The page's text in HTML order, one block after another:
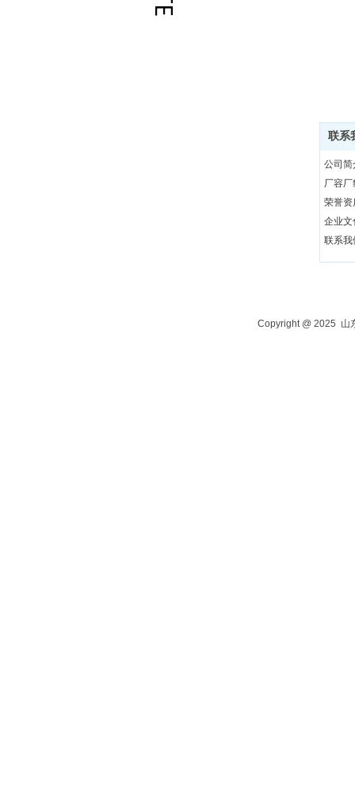
联系
公司简
厂容厂
荣誉资
企业文
联系我
Copyright @ 2025